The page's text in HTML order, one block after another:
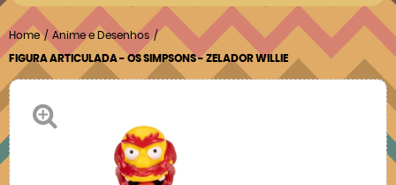
Home Anime e Desenhos
FIGURA ARTICULADA - OS SIMPSONS - ZELADOR WILLIE